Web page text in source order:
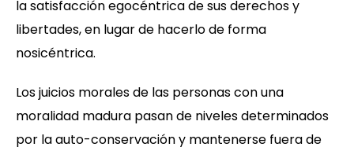
la satisfacción egocéntrica de sus derechos y
libertades, en lugar de hacerlo de forma
nosicéntrica.
Los juicios morales de las personas con una
moralidad madura pasan de niveles determinados
por la auto-conservación y mantenerse fuera de